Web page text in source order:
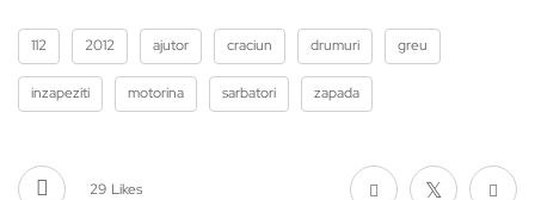
112 2012 ajutor craciun drumuri greu
inzapeziti motorina sarbatori zapada
29 Likes